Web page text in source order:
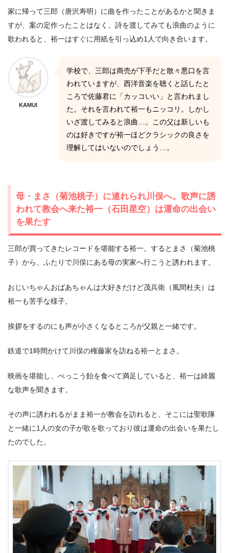
家に帰って三郎（唐沢寿明）に曲を作ったことがあるかと聞きま
すが、案の定作ったことはなく、詩を渡してみても浪曲のように
歌われると、裕一はすぐに用紙を引っ込め1人で向き合います。
KAMUI
学校で、三郎は商売が下手だと散々悪口を言
われていますが、西洋音楽を聴くと話したと
ころで佐藤君に「カッコいい」と言われまし
た。それを言われて裕一もニッコリ。しかし
いざ渡してみると浪曲…。この父は新しいも
のは好きですが裕一ほどクラシックの良さを
理解してはいないのでしょう…。
母・まさ（菊池桃子）に連れられ川俣へ。歌声に誘
われて教会へ来た裕一（石田星空）は運命の出会い
を果たす
三郎が買ってきたレコードを堪能する裕一。するとまさ（菊池桃
子）から、ふたりで川俣にある母の実家へ行こうと誘われます。
おじいちゃんおばあちゃんは大好きだけど茂兵衛（風間杜夫）は
裕一も苦手な様子。
挨拶をするのにも声が小さくなるところが父親と一緒です。
鉄道で1時間かけて川俣の権藤家を訪ねる裕一とまさ。
映画を堪能し、べっこう飴を食べて満足していると、裕一は綺麗
な歌声を聞きます。
その声に誘われるがまま裕一が教会を訪れると、そこには聖歌隊
と一緒に1人の女の子が歌を歌っており彼は運命の出会いを果たし
たのでした。